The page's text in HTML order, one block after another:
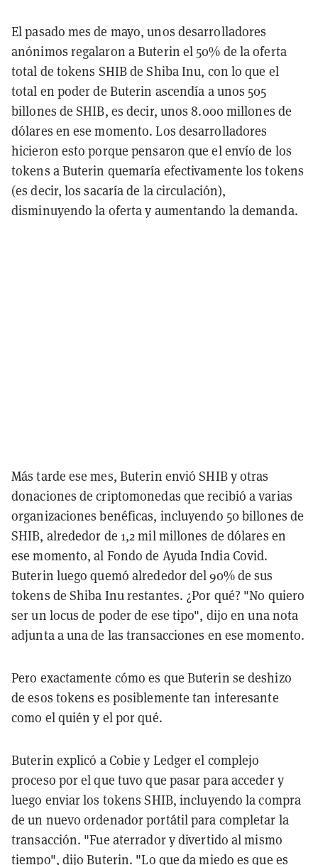
El pasado mes de mayo, unos desarrolladores
anónimos regalaron a Buterin el 50% de la oferta
total de tokens SHIB de Shiba Inu, con lo que el
total en poder de Buterin ascendía a unos 505
billones de SHIB, es decir, unos 8.000 millones de
dólares en ese momento. Los desarrolladores
hicieron esto porque pensaron que el envío de los
tokens a Buterin quemaría efectivamente los tokens
(es decir, los sacaría de la circulación),
disminuyendo la oferta y aumentando la demanda.
Más tarde ese mes, Buterin envió SHIB y otras
donaciones de criptomonedas que recibió a varias
organizaciones benéficas, incluyendo 50 billones de
SHIB, alrededor de 1,2 mil millones de dólares en
ese momento, al Fondo de Ayuda India Covid.
Buterin luego quemó alrededor del 90% de sus
tokens de Shiba Inu restantes. ¿Por qué? "No quiero
ser un locus de poder de ese tipo", dijo en una nota
adjunta a una de las transacciones en ese momento.
Pero exactamente cómo es que Buterin se deshizo
de esos tokens es posiblemente tan interesante
como el quién y el por qué.
Buterin explicó a Cobie y Ledger el complejo
proceso por el que tuvo que pasar para acceder y
luego enviar los tokens SHIB, incluyendo la compra
de un nuevo ordenador portátil para completar la
transacción. "Fue aterrador y divertido al mismo
tiempo", dijo Buterin. "Lo que da miedo es que es